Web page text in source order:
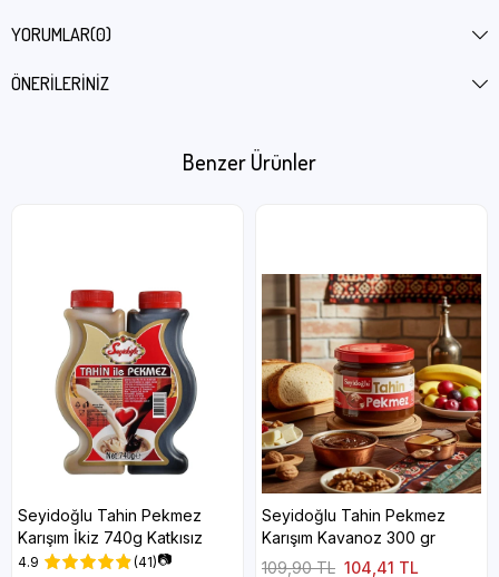
Hijyenik ve taşınabilir ambalajı sayesinde okulda, ofiste, spor
özellikle toplu tüketim yapan oteller, kafeteryalar, restoranlar ve
Besleyici ve Geleneksel
Seyidoğlu güvencesiyle, her lokmada gelenekten gelen
lezzeti hissedin.
Gramaj 20 Gr
YORUMLAR(0)
ÖNERILERINIZ
Benzer Ürünler
Seyidoğlu Tahin Pekmez
Karışım İkiz 740g Katkısız
4.9 (41)📷
Seyidoğlu Tahin Pekmez
Karışım Kavanoz 300 gr
104,41 TL
109,90 TL